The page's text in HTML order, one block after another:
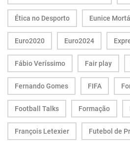
Ética no Desporto Eunice
Euro2020 Euro2024
Fábio Veríssimo Fair play
Fernando Gomes FIFA
Football Talks Formação
François Letexier Futebol de